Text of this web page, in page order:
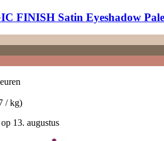
FINISH Satin Eyeshadow
/ kg)
13. augustus